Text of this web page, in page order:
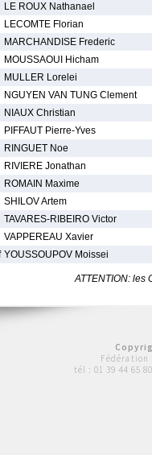
LE ROUX Nathanael
LECOMTE Florian
MARCHANDISE Frederic
MOUSSAOUI Hicham
MULLER Lorelei
NGUYEN VAN TUNG Clement
NIAUX Christian
PIFFAUT Pierre-Yves
RINGUET Noe
RIVIERE Jonathan
ROMAIN Maxime
SHILOV Artem
TAVARES-RIBEIRO Victor
VAPPEREAU Xavier
YOUSSOUPOV Moissei
ATTENTION: les
Fédération
tél : 01 39 44 65 80